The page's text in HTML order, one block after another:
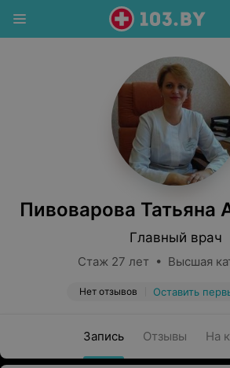
Пивоварова Татьяна
Главный врач
Стаж 27 лет • Высшая
Нет отзывов Оставить
Запись Отзывы На